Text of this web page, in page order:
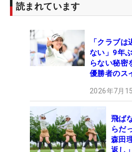
読まれています
「クラブ
ない」9年
らない秘
優勝者のス
2026年7月
飛ば
らだ
森田
返し